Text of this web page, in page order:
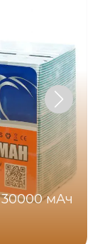
30000 мАч